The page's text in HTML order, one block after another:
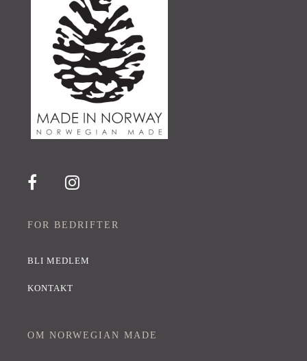
FOR BEDRIFTER
BLI MEDLEM
KONTAKT
OM NORWEGIAN MADE